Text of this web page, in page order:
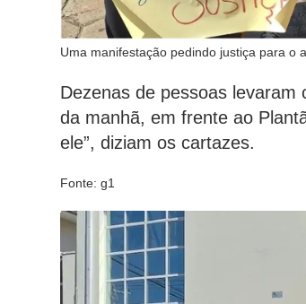
Uma manifestação pedindo justiça para
Dezenas de pessoas
da manhã, em frente ao
ele”, diziam os cartazes.
Fonte: g1